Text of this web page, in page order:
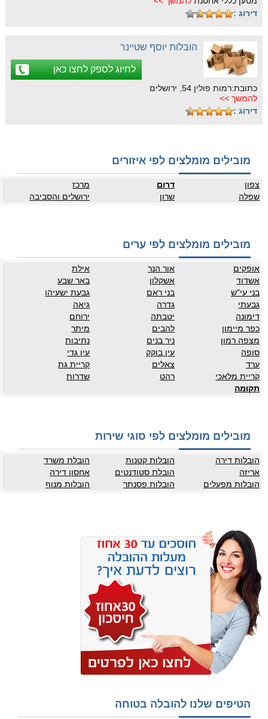
דירוג :
הובלות יוסף שטיינר
לחיוג לספק לחצו כאן
כתובת:רמות פולין 54, ירושלים
להמשך >>
דירוג :
מובילים מומלצים לפי איזורים
צפון דרום
מרכז
שפלה
שרון ירושלים והסביבה
מובילים מומלצים לפי ערים
אופקים אור הנר
אילת
אשדוד
אשקלון
באר שבע
בני עי"ש
בני ראם
גבעת ישעיהו
גבעתי
גדרה
גיאה
דימונה
יטבתה
ירוחם
כפר מיימון
להבים
מיתר
מצפה רמון
ניר בנים
נתיבות
סופה
עין בוקק
עין גדי
ערד
צאלים
קריית גת
קריית מלאכי
רהט
שדרות
תקומה
מובילים מומלצים לפי סוגי שירות
הובלות דירה הובלות קטנות
הובלת משרד
אריזה
הובלת סטודנטים
אחסון דירה
הובלות מפעלים
הובלות פסנתר הובלות מנוף
הטיפים שלנו להובלה בטוחה